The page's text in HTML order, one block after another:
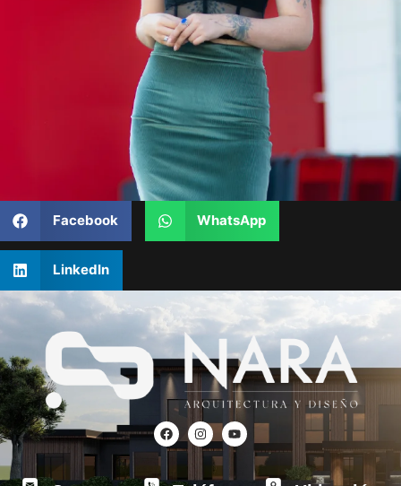
Facebook WhatsApp
LinkedIn